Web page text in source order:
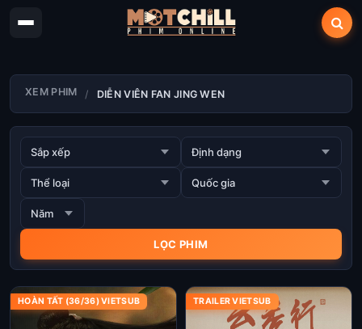
XEM PHIM DIỄN VIÊN FAN JING WEN
HOÀN TẤT (36/36) VIETSUB TRAILER VIETSUB